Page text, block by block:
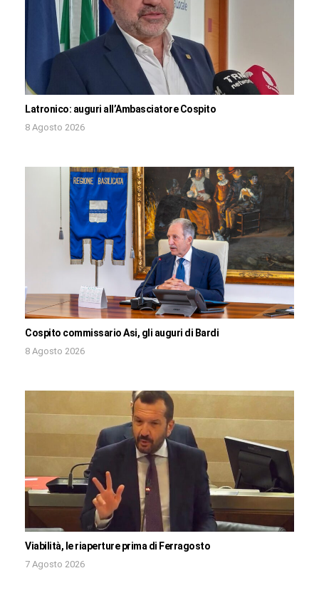
Latronico: auguri all’Ambasciatore Cospito
8 Agosto 2026
Cospito commissario Asi, gli auguri di Bardi
8 Agosto 2026
Viabilità, le riaperture prima di Ferragosto
7 Agosto 2026